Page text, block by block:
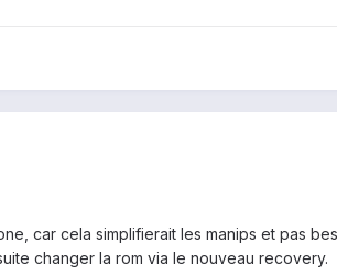
car cela simplifierait les manips et pas
changer la rom via le nouveau recovery.